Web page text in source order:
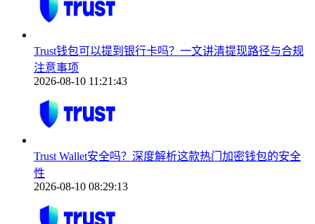
Trust钱包可以提到银行卡吗？一文讲清提现路径与合规
注意事项
2026-08-10 11:21:43
Trust Wallet安全吗？深度解析这款热门加密钱包的安全
性
2026-08-10 08:29:13